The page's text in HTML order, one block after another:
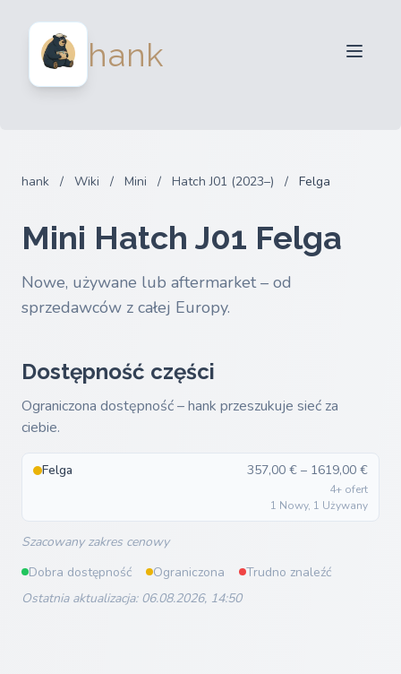
hankDla kupujących
Zaloguj sie
hank / Wiki / Mini / Hatch J01 (2023–) / Felga
Mini Hatch J01 Felga
Nowe, używane lub aftermarket – od
sprzedawców z całej Europy.
Dostępność części
Ograniczona dostępność – hank przeszukuje sieć za
ciebie.
Felga 357,00 € – 1619,00 €
4+ ofert
1 Nowy, 1 Używany
Szacowany zakres cenowy
Dobra dostępność
Ograniczona
Trudno znaleźć
Ostatnia aktualizacja: 06.08.2026, 14:50